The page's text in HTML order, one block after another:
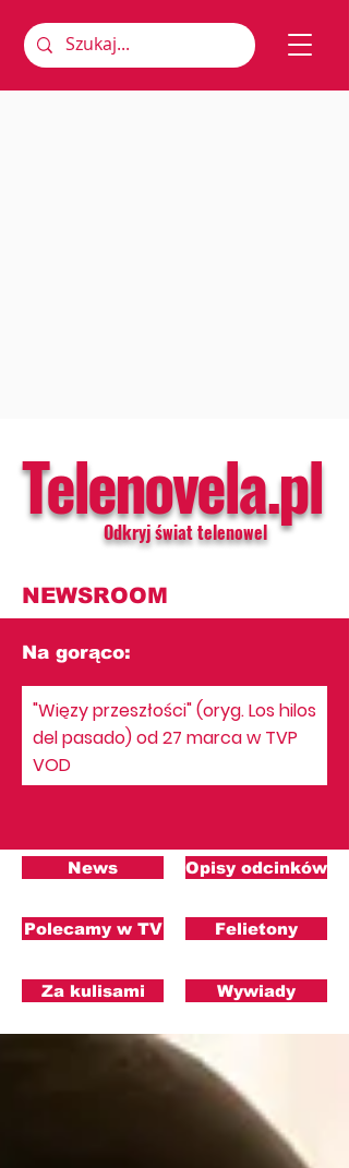
Telenovela.pl
Odkryj świat telenowel
NEWSROOM
Na gorąco:
"Więzy przeszłości" (oryg. Los hilos
del pasado) od 27 marca w TVP
VOD
News
Polecamy w TV
Za kulisami
Opisy odcinków
Felietony
Wywiady